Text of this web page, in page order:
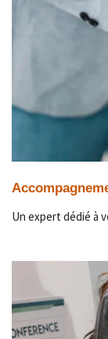
Un expert dédié à